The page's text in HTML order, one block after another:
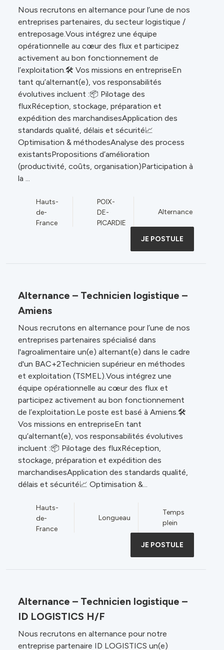
Nous recrutons en alternance pour l’une de nos
entreprises partenaires, du secteur logistique /
entreposage.Vous intégrez une équipe
opérationnelle au cœur des flux et participez
activement au bon fonctionnement de
l’exploitation.🛠️ Vos missions en entrepriseEn
tant qu’alternant(e), vos responsabilités
évolutives incluent :📦 Pilotage des
fluxRéception, stockage, préparation et
expédition des marchandisesApplication des
standards qualité, délais et sécurité📈
Optimisation & méthodesAnalyse des process
existantsPropositions d’amélioration
(productivité, coûts, organisation)Participation à
la ...
Hauts-
de-
France
POIX-
DE-
PICARDIE
Alternance
JE POSTULE
Alternance – Technicien logistique –
Amiens
Nous recrutons en alternance pour l’une de nos
entreprises partenaires spécialisé dans
l'agroalimentaire un(e) alternant(e) dans le cadre
d'un BAC+2Technicien supérieur en méthodes
et exploitation (TSMEL).Vous intégrez une
équipe opérationnelle au cœur des flux et
participez activement au bon fonctionnement
de l’exploitation.Le poste est basé à Amiens.🛠️
Vos missions en entrepriseEn tant
qu’alternant(e), vos responsabilités évolutives
incluent :📦 Pilotage des fluxRéception,
stockage, préparation et expédition des
marchandisesApplication des standards qualité,
délais et sécurité📈 Optimisation &...
Hauts-
de-
France
Longueau
Temps
plein
JE POSTULE
Alternance – Technicien logistique –
ID LOGISTICS H/F
Nous recrutons en alternance pour notre
entreprise partenaire ID LOGISTICS un(e)